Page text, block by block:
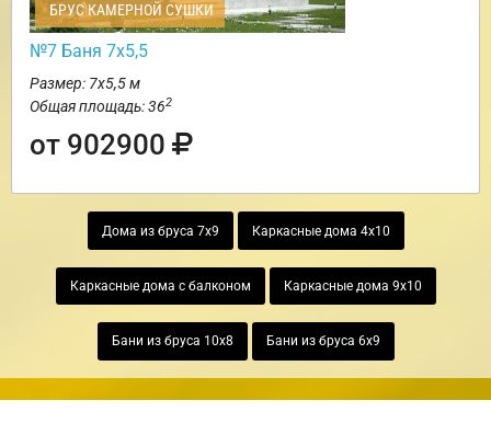
БРУС КАМЕРНОЙ СУШКИ
№7 Баня 7х5,5
Размер: 7х5,5 м
Общая площадь: 362
от 902900
Дома из бруса 7х9 Каркасные дома 4х10
Каркасные дома с балконом Каркасные дома 9х10
Бани из бруса 10х8 Бани из бруса 6х9